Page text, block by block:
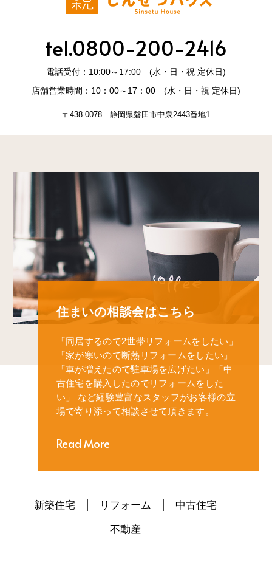
tel.0800-200-2416
電話受付：10:00～17:00 (水・日・祝 定休日)
店舗営業時間：10：00～17：00 (水・日・祝 定休日)
〒438-0078 静岡県磐田市中泉2443番地1
住まいの相談会はこちら
「同居するので2世帯リフォームをしたい」
「家が寒いので断熱リフォームをしたい」
「車が増えたので駐車場を広げたい」
「中
古住宅を購入したのでリフォームをした
い」
など経験豊富なスタッフがお客様の立
場で寄り添って相談させて頂きます。
Read More
新築住宅 リフォーム
中古住宅
不動産